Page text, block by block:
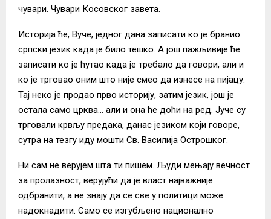
чувари. Чувари Косовског завета.
Историја ће, Вуче, једног дана записати ко је бранио
српски језик када је било тешко. А још пажљивије ће
записати ко је ћутао када је требало да говори, али и
ко је трговао оним што није смео да изнесе на пијацу.
Тај неко је продао прво историју, затим језик, још је
остала само црква… али и она ће доћи на ред. Јуче су
трговали крвљу предака, данас језиком који говоре,
сутра на тезгу иду мошти Св. Василија Острошког.
Ни сам не верујем шта ти пишем. Људи мењају вечност
за пролазност, верујући да је власт најважније
одбранити, а не знају да се све у политици може
надокнадити. Само се изгубљено национално